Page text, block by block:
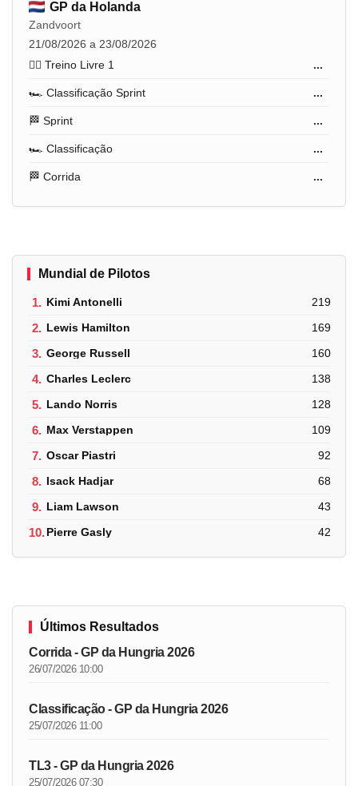
GP da Holanda
Zandvoort
21/08/2026 a 23/08/2026
🏋️‍♂️ Treino Livre 1
...
🏎️ Classificação Sprint ...
🏁 Sprint ...
🏎️ Classificação ...
🏁 Corrida ...
Mundial de Pilotos
1. Kimi Antonelli 219
2. Lewis Hamilton 169
3. George Russell 160
4. Charles Leclerc 138
5. Lando Norris 128
6. Max Verstappen 109
7. Oscar Piastri 92
8. Isack Hadjar 68
9. Liam Lawson 43
10.Pierre Gasly 42
Últimos Resultados
Corrida - GP da Hungria 2026
26/07/2026 10:00
Classificação - GP da Hungria 2026
25/07/2026 11:00
TL3 - GP da Hungria 2026
25/07/2026 07:30